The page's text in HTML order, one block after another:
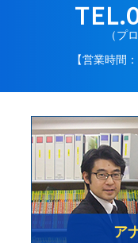
（プ
【営業時間
ア